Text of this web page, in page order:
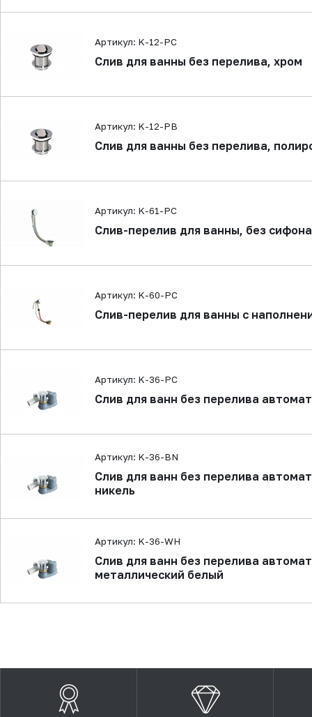
Артикул: K-12-PC
Слив для ванны без перелива, хром
Артикул: K-12-PB
Слив для ванны без перелива,
Артикул: K-61-PC
Слив-перелив для ванны, без
Артикул: K-60-PC
Слив-перелив для ванны с
Артикул: K-36-PC
Слив для ванн без перелива
Артикул: K-36-BN
Слив для ванн без перелива
никель
Артикул: K-36-WH
Слив для ванн без перелива
металлический белый